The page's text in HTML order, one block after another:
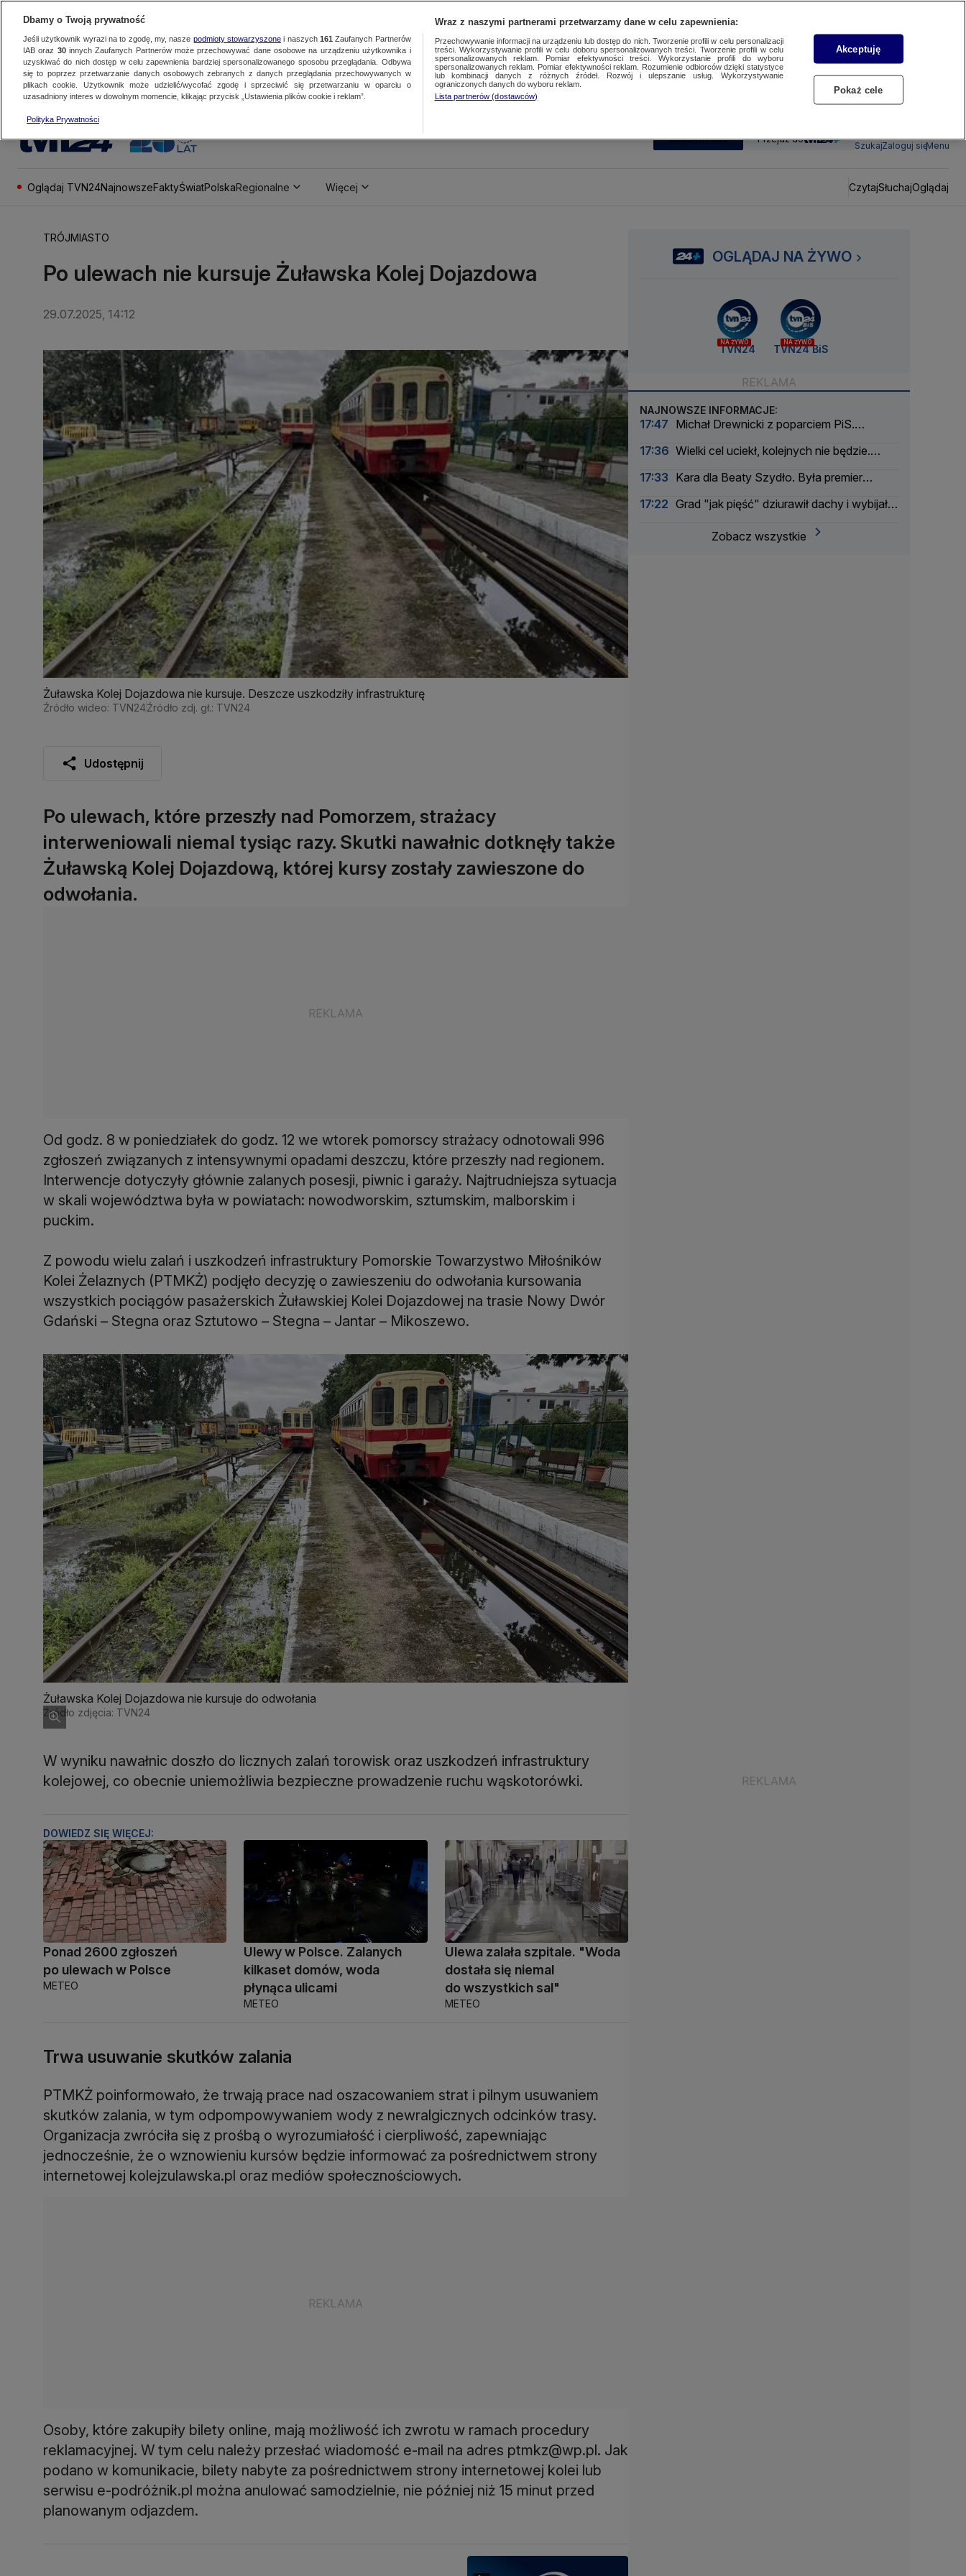
SUBSKRYBUJ Przejdź do
SzukajZaloguj sięMenu
Oglądaj TVN24NajnowszeFaktyŚwiatPolskaRegionalne Więcej CzytajSłuchajOglądaj
TRÓJMIASTO
Po ulewach nie kursuje Żuławska Kolej Dojazdowa
29.07.2025, 14:12
Żuławska Kolej Dojazdowa nie kursuje. Deszcze uszkodziły infrastrukturę
Źródło wideo: TVN24Źródło zdj. gł.: TVN24
Udostępnij
Po ulewach, które przeszły nad Pomorzem, strażacy
interweniowali niemal tysiąc razy. Skutki nawałnic dotknęły także
Żuławską Kolej Dojazdową, której kursy zostały zawieszone do
odwołania.
Od godz. 8 w poniedziałek do godz. 12 we wtorek pomorscy strażacy odnotowali 996
zgłoszeń związanych z intensywnymi opadami deszczu, które przeszły nad regionem.
Interwencje dotyczyły głównie zalanych posesji, piwnic i garaży. Najtrudniejsza sytuacja
w skali województwa była w powiatach: nowodworskim, sztumskim, malborskim i
puckim.
Z powodu wielu zalań i uszkodzeń infrastruktury Pomorskie Towarzystwo Miłośników
Kolei Żelaznych (PTMKŻ) podjęło decyzję o zawieszeniu do odwołania kursowania
wszystkich pociągów pasażerskich Żuławskiej Kolei Dojazdowej na trasie Nowy Dwór
Gdański – Stegna oraz Sztutowo – Stegna – Jantar – Mikoszewo.
Żuławska Kolej Dojazdowa nie kursuje do odwołania
Źródło zdjęcia: TVN24
W wyniku nawałnic doszło do licznych zalań torowisk oraz uszkodzeń infrastruktury
kolejowej, co obecnie uniemożliwia bezpieczne prowadzenie ruchu wąskotorówki.
DOWIEDZ SIĘ WIĘCEJ:
Ponad 2600 zgłoszeń
po ulewach w Polsce
METEO
Ulewy w Polsce. Zalanych
kilkaset domów, woda
płynąca ulicami
METEO
Ulewa zalała szpitale. "Woda
dostała się niemal
do wszystkich sal"
METEO
Trwa usuwanie skutków zalania
PTMKŻ poinformowało, że trwają prace nad oszacowaniem strat i pilnym usuwaniem
skutków zalania, w tym odpompowywaniem wody z newralgicznych odcinków trasy.
Organizacja zwróciła się z prośbą o wyrozumiałość i cierpliwość, zapewniając
jednocześnie, że o wznowieniu kursów będzie informować za pośrednictwem strony
internetowej kolejzulawska.pl oraz mediów społecznościowych.
Osoby, które zakupiły bilety online, mają możliwość ich zwrotu w ramach procedury
reklamacyjnej. W tym celu należy przesłać wiadomość e-mail na adres ptmkz@wp.pl. Jak
podano w komunikacie, bilety nabyte za pośrednictwem strony internetowej kolei lub
serwisu e-podróżnik.pl można anulować samodzielnie, nie później niż 15 minut przed
planowanym odjazdem.
OGLĄDAJ NA ŻYWO
NA ŻYWO
TVN24
NA ŻYWO
TVN24 BiS
NAJNOWSZE INFORMACJE:
17:47 Michał Drewnicki z poparciem PiS.
17:36 Wielki cel uciekł, kolejnych nie będzie.
17:33 Kara dla Beaty Szydło. Była premier
17:22 Grad "jak pięść" dziurawił dachy i wybijał
Zobacz wszystkie
Dbamy o Twoją prywatność
Jeśli użytkownik wyrazi na to zgodę, my, nasze podmioty stowarzyszonei naszych 161 Zaufanych Partnerów
IAB oraz 30innych Zaufanych Partnerów może przechowywać dane osobowe na urządzeniu użytkownika i
uzyskiwać do nich dostęp w celu zapewnienia bardziej spersonalizowanego sposobu przeglądania. Odbywa
się to poprzez przetwarzanie danych osobowych zebranych z danych przeglądania przechowywanych w
plikach cookie. Użytkownik może udzielić/wycofać zgodę i sprzeciwić się przetwarzaniu w oparciu o
uzasadniony interes w dowolnym momencie, klikając przycisk „Ustawienia plików cookie i reklam”.
Polityka Prywatności
Wraz z naszymi partnerami przetwarzamy dane w celu zapewnienia:
Przechowywanie informacji na urządzeniu lub dostęp do nich. Tworzenie profili w celu personalizacji
treści. Wykorzystywanie profili w celu doboru spersonalizowanych treści. Tworzenie profili w celu
spersonalizowanych reklam. Pomiar efektywności treści. Wykorzystanie profili do wyboru
spersonalizowanych reklam. Pomiar efektywności reklam. Rozumienie odbiorców dzięki statystyce
lub kombinacji danych z różnych źródeł. Rozwój i ulepszanie usług. Wykorzystywanie
ograniczonych danych do wyboru reklam.
Lista partnerów (dostawców)
Akceptuję
Pokaż cele